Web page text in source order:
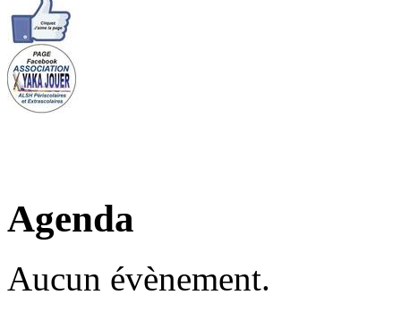
Agenda
Aucun évènement.